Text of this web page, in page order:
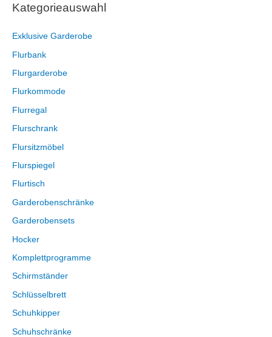
Kategorieauswahl
Exklusive Garderobe
Flurbank
Flurgarderobe
Flurkommode
Flurregal
Flurschrank
Flursitzmöbel
Flurspiegel
Flurtisch
Garderobenschränke
Garderobensets
Hocker
Komplettprogramme
Schirmständer
Schlüsselbrett
Schuhkipper
Schuhschränke